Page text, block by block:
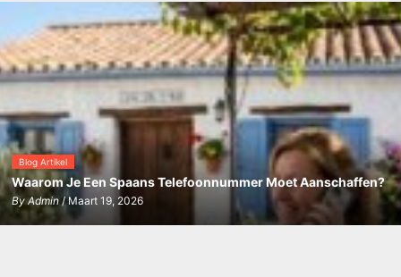
Blog Artikel
Waarom Je Een Spaans Telefoonnummer Moet Aanschaffen?
By Admin/ Maart 19, 2026